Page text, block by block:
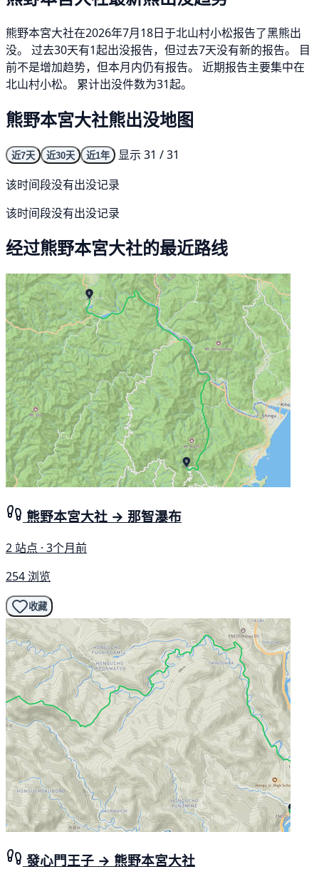
熊野本宮大社在2026年7月18日于北山村小松报告了黑熊出
没。 过去30天有1起出没报告，但过去7天没有新的报告。 目
前不是增加趋势，但本月内仍有报告。 近期报告主要集中在
北山村小松。 累计出没件数为31起。
熊野本宮大社熊出没地图
近7天 近30天 近1年
显示 31 / 31
该时间段没有出没记录
该时间段没有出没记录
经过熊野本宮大社的最近路线
熊野本宮大社 → 那智瀑布
2 站点 · 3个月前
254 浏览
收藏
發心門王子 → 熊野本宮大社